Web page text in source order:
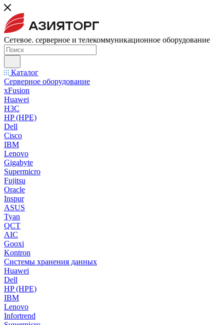
Сетевое. серверное и телекоммуникационное оборудование
Каталог
Серверное оборудование
xFusion
Huawei
H3C
HP (HPE)
Dell
Cisco
IBM
Lenovo
Gigabyte
Supermicro
Fujitsu
Oracle
Inspur
ASUS
Tyan
QCT
AIC
Gooxi
Kontron
Системы хранения данных
Huawei
Dell
HP (HPE)
IBM
Lenovo
Infortrend